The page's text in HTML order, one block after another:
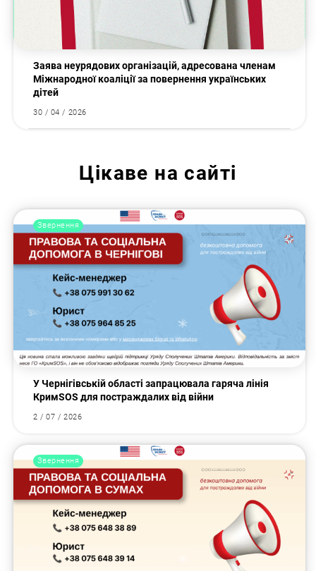
Заява неурядових організацій, адресована членам
Міжнародної коаліції за повернення українських
дітей
30 / 04 / 2026
Цікаве на сайті
Звернення
У Чернігівській області запрацювала гаряча лінія
КримSOS для постраждалих від війни
2 / 07 / 2026
Звернення